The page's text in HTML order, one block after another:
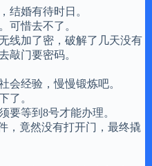
结婚有待时日。
可惜去不了。
线加了密，破解了几天没有
敲门要密码。
会经验，慢慢锻炼吧。
了。
要等到8号才能办理。
，竟然没有打开门，最终撬